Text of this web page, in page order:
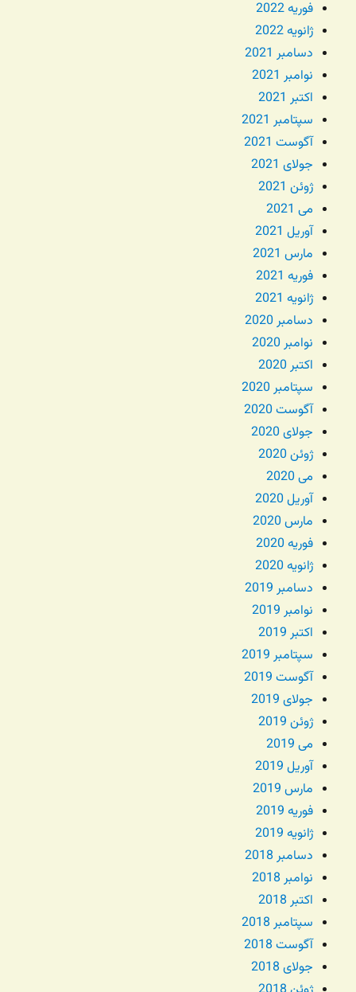
فوریه 2022
ژانویه 2022
دسامبر 2021
نوامبر 2021
اکتبر 2021
سپتامبر 2021
آگوست 2021
جولای 2021
ژوئن 2021
می 2021
آوریل 2021
مارس 2021
فوریه 2021
ژانویه 2021
دسامبر 2020
نوامبر 2020
اکتبر 2020
سپتامبر 2020
آگوست 2020
جولای 2020
ژوئن 2020
می 2020
آوریل 2020
مارس 2020
فوریه 2020
ژانویه 2020
دسامبر 2019
نوامبر 2019
اکتبر 2019
سپتامبر 2019
آگوست 2019
جولای 2019
ژوئن 2019
می 2019
آوریل 2019
مارس 2019
فوریه 2019
ژانویه 2019
دسامبر 2018
نوامبر 2018
اکتبر 2018
سپتامبر 2018
آگوست 2018
جولای 2018